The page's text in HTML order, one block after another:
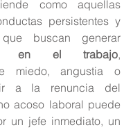
como aquellas
persistentes y
en el trabajo,
miedo, angustia o
a la renuncia del
acoso laboral puede
un jefe inmediato, un